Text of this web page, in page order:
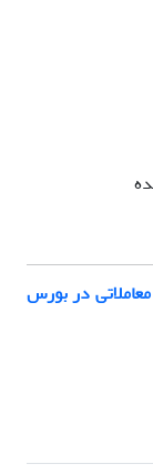
در بورس